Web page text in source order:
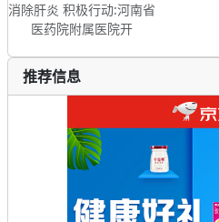
消除肝炎 积极行动:河南省
医药院附属医院开
推荐信息